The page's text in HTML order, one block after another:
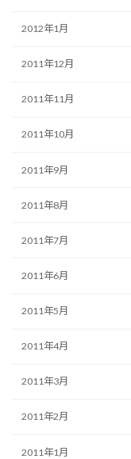
2012年1月
2011年12月
2011年11月
2011年10月
2011年9月
2011年8月
2011年7月
2011年6月
2011年5月
2011年4月
2011年3月
2011年2月
2011年1月